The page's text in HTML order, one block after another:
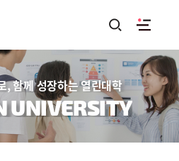
, 함께 성장하는 열린대학
UNIVERSITY